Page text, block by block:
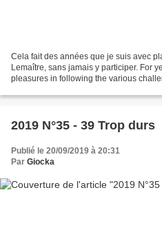
Cela fait des années que je suis avec
Lemaître, sans jamais y participer. For
pleasures in following the various
2019 N°35 - 39 Trop durs
Publié le 20/09/2019 à 20:31
Par Giocka